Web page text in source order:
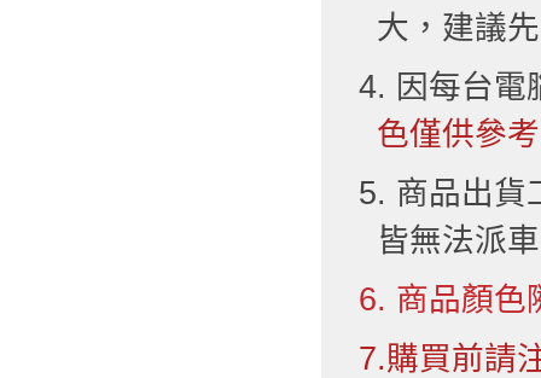
大，建議
4. 因每台電
色僅供參
5. 商品出貨
皆無法派
6. 商品顏色
7.購買前請